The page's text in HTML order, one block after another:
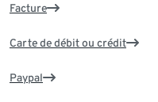
Facture
Carte de débit ou crédit
Paypal